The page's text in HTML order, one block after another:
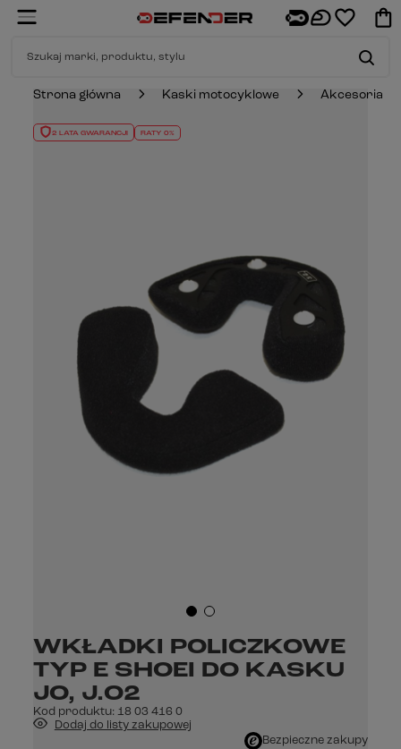
Strona główna Kaski motocyklowe Akcesoria
2 LATA GWARANCJI RATY 0%
WKŁADKI POLICZKOWE
TYP E SHOEI DO KASKU
JO, J.O2
Kod produktu: 18 03 416 0
Dodaj do listy zakupowej
Bezpieczne zakupy